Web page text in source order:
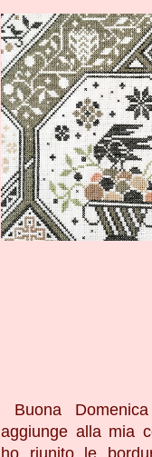
Buona
aggiunge alla mia